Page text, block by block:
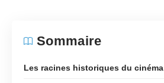
Sommaire
Les racines historiques du